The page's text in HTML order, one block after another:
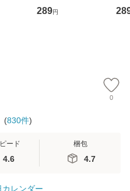
ード
便送
のがかり / [CD]
【メール便送料無
289円
産
0
(830件)
ード
4.6
梱包
4.7
カレンダー